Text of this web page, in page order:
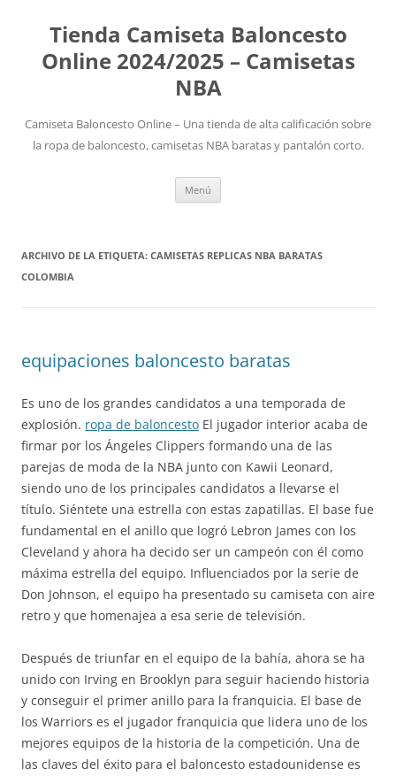
Tienda Camiseta Baloncesto
Online 2024/2025 – Camisetas
NBA
Camiseta Baloncesto Online – Una tienda de alta calificación sobre
la ropa de baloncesto, camisetas NBA baratas y pantalón corto.
Menú
ARCHIVO DE LA ETIQUETA: CAMISETAS REPLICAS NBA BARATAS
COLOMBIA
equipaciones baloncesto baratas
Es uno de los grandes candidatos a una temporada de
explosión. ropa de baloncesto El jugador interior acaba de
firmar por los Ángeles Clippers formando una de las
parejas de moda de la NBA junto con Kawii Leonard,
siendo uno de los principales candidatos a llevarse el
título. Siéntete una estrella con estas zapatillas. El base fue
fundamental en el anillo que logró Lebron James con los
Cleveland y ahora ha decido ser un campeón con él como
máxima estrella del equipo. Influenciados por la serie de
Don Johnson, el equipo ha presentado su camiseta con aire
retro y que homenajea a esa serie de televisión.
Después de triunfar en el equipo de la bahía, ahora se ha
unido con Irving en Brooklyn para seguir haciendo historia
y conseguir el primer anillo para la franquicia. El base de
los Warriors es el jugador franquicia que lidera uno de los
mejores equipos de la historia de la competición. Una de
las claves del éxito para el baloncesto estadounidense es